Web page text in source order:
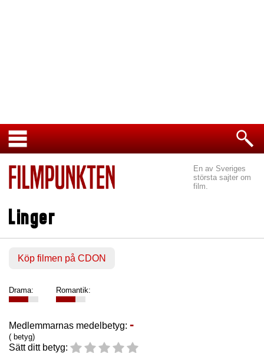
En av Sveriges
största sajter om
film.
Linger
Köp filmen på CDON
Drama: Romantik:
Medlemmarnas medelbetyg: -
( betyg)
Sätt ditt betyg: